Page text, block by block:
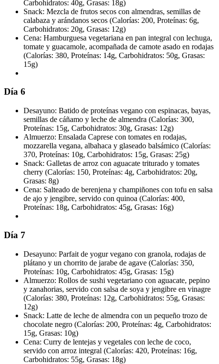
Carbohidratos: 40g, Grasas: 18g)
Snack: Mezcla de frutos secos con almendras, semillas de
calabaza y arándanos secos (Calorías: 200, Proteínas: 6g,
Carbohidratos: 20g, Grasas: 12g)
Cena: Hamburguesa vegetariana en pan integral con lechuga,
tomate y guacamole, acompañada de camote asado en rodajas
(Calorías: 380, Proteínas: 14g, Carbohidratos: 50g, Grasas:
15g)
Día 6
Desayuno: Batido de proteínas vegano con espinacas, bayas,
semillas de cáñamo y leche de almendra (Calorías: 300,
Proteínas: 15g, Carbohidratos: 30g, Grasas: 12g)
Almuerzo: Ensalada Caprese con tomates en rodajas,
mozzarella vegana, albahaca y glaseado balsámico (Calorías:
370, Proteínas: 10g, Carbohidratos: 15g, Grasas: 25g)
Snack: Galletas de arroz con aguacate triturado y tomates
cherry (Calorías: 150, Proteínas: 4g, Carbohidratos: 20g,
Grasas: 8g)
Cena: Salteado de berenjena y champiñones con tofu en salsa
de ajo y jengibre, servido con quinoa (Calorías: 400,
Proteínas: 18g, Carbohidratos: 45g, Grasas: 16g)
Día 7
Desayuno: Parfait de yogur vegano con granola, rodajas de
plátano y un chorrito de jarabe de agave (Calorías: 350,
Proteínas: 10g, Carbohidratos: 45g, Grasas: 15g)
Almuerzo: Rollos de sushi vegetariano con aguacate, pepino
y zanahorias, servido con salsa de soya y jengibre en vinagre
(Calorías: 380, Proteínas: 12g, Carbohidratos: 55g, Grasas:
12g)
Snack: Latte de leche de almendra con un pequeño trozo de
chocolate negro (Calorías: 200, Proteínas: 4g, Carbohidratos:
15g, Grasas: 10g)
Cena: Curry de lentejas y vegetales con leche de coco,
servido con arroz integral (Calorías: 420, Proteínas: 16g,
Carbohidratos: 55g, Grasas: 18g)